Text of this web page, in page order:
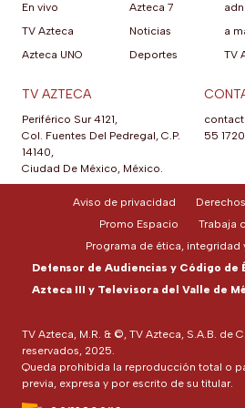
En vivo
TV Azteca
Azteca UNO
Azteca 7
Noticias
Deportes
a
TV
TV AZTECA
Periférico Sur 4121,
Col. Fuentes Del Pedregal, C.P.
14140,
Ciudad De México, México.
55 1720
TV Azteca, M.R. & ©, TV Azteca, S.A.B. de
reservados, 2025.
Queda prohibida la reproducción total o
previa, expresa y por escrito de su titular.
Aviso de privacidad Derechos
Promo Espacio
Trabaja
Programa de ética, integridad
Defensor de Audiencias y Código de
Azteca III y Televisora del Valle de